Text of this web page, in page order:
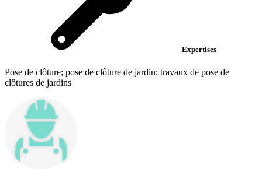
Expertises
Pose de clôture; pose de clôture de jardin; travaux de pose de
clôtures de jardins